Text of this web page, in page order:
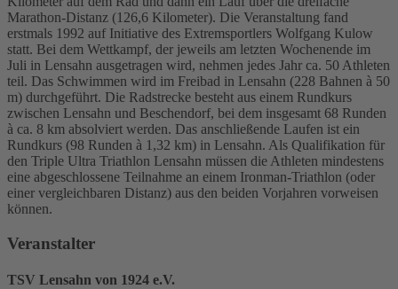
Marathon-Distanz (126,6 Kilometer). Die Veranstaltung fand
erstmals 1992 auf Initiative des Extremsportlers Wolfgang Kulow
statt. Bei dem Wettkampf, der jeweils am letzten Wochenende im
Juli in Lensahn ausgetragen wird, nehmen jedes Jahr ca. 50 Athleten
teil. Das Schwimmen wird im Freibad in Lensahn (228 Bahnen à 50
m) durchgeführt. Die Radstrecke besteht aus einem Rundkurs
zwischen Lensahn und Beschendorf, bei dem insgesamt 68 Runden
à ca. 8 km absolviert werden. Das anschließende Laufen ist ein
Rundkurs (98 Runden à 1,32 km) in Lensahn. Als Qualifikation für
den Triple Ultra Triathlon Lensahn müssen die Athleten mindestens
eine abgeschlossene Teilnahme an einem Ironman-Triathlon (oder
einer vergleichbaren Distanz) aus den beiden Vorjahren vorweisen
können.
Veranstalter
TSV Lensahn von 1924 e.V.